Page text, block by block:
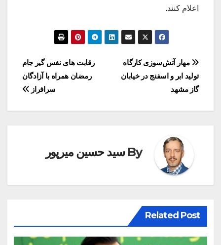
اعلام کنند.
راهبری
نوشته
رقابت های نفس گیر جام
رمضان همراه با آزادگان
سرافراز
مهار آتش‌سوزی کارگاه
تولید ابر و اسفنج در خیابان
گاز مشهد
By سید حسین میرپور
Related Post